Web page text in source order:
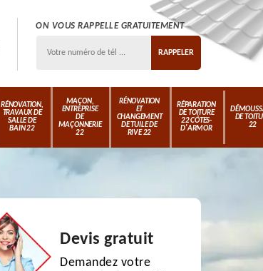
ON VOUS RAPPELLE GRATUITEMENT
RÉNOVATION,
TRAVAUX DE
SALLE DE
BAIN 22
MAÇON,
ENTREPRISE
DE
MAÇONNERIE
22
RÉNOVATION
ET
CHANGEMENT
DE TUILE DE
RIVE 22
RÉPARATION
DE TOITURE
22 CÔTES-
D'ARMOR
DE
22
Devis gratuit
Demandez votre